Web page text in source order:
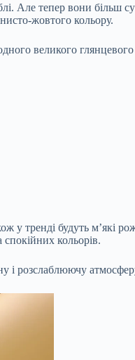
Але тепер вони більш
жовтого кольору.
великого
тренді будуть м’які
спокійних кольорів.
і розслаблюючу